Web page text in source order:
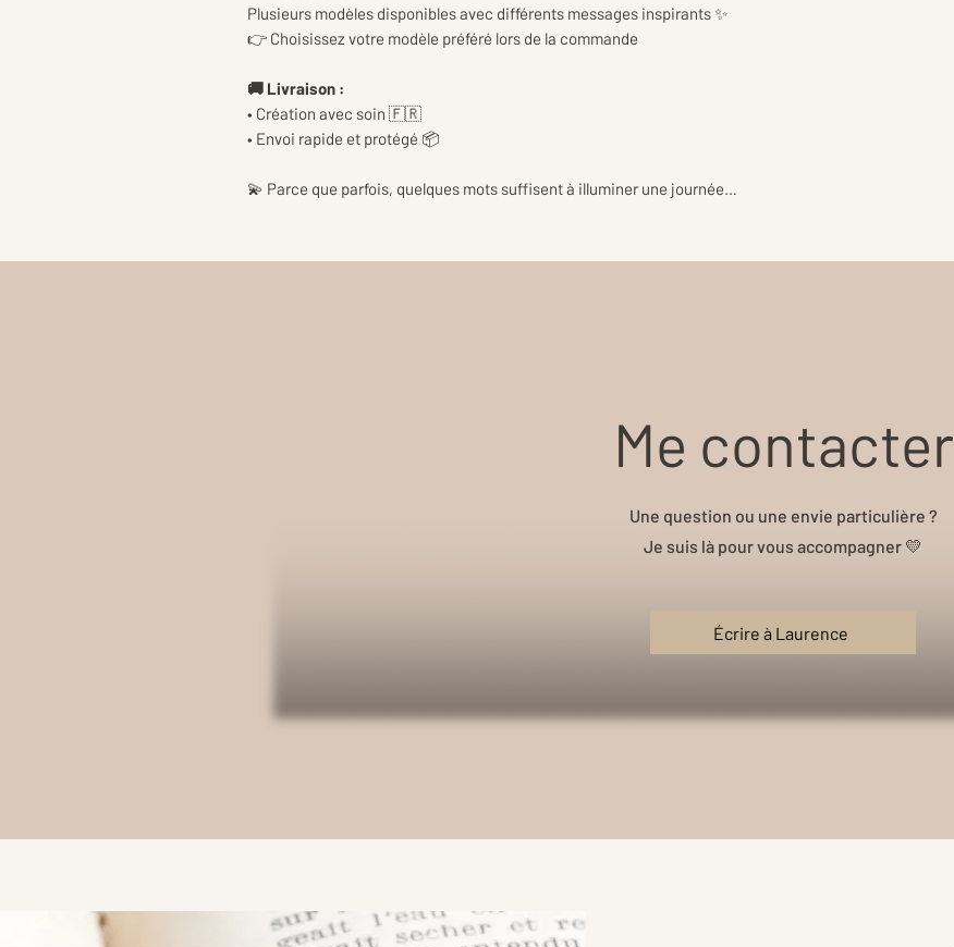
Plusieurs modèles disponibles avec différents messages inspirants ✨
👉 Choisissez votre modèle préféré lors de la commande
🚚 Livraison :
• Création avec soin 🇫🇷
• Envoi rapide et protégé 📦
💫 Parce que parfois, quelques mots suffisent à illuminer une journée…
Me contacter
Une question ou une envie particulière ?
Je suis là pour vous accompagner 💛
Écrire à Laurence